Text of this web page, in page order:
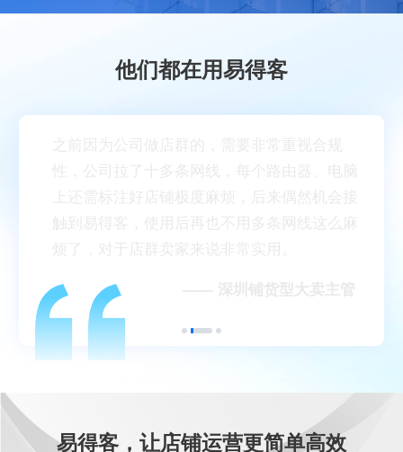
他们都在用易得客
易得客，让店铺运营更简单高效